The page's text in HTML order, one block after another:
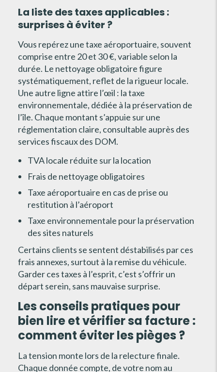
La liste des taxes applicables :
surprises à éviter ?
Vous repérez une taxe aéroportuaire, souvent
comprise entre 20 et 30 €, variable selon la
durée. Le nettoyage obligatoire figure
systématiquement, reflet de la rigueur locale.
Une autre ligne attire l’œil : la taxe
environnementale, dédiée à la préservation de
l’île. Chaque montant s’appuie sur une
réglementation claire, consultable auprès des
services fiscaux des DOM.
TVA locale réduite sur la location
Frais de nettoyage obligatoires
Taxe aéroportuaire en cas de prise ou
restitution à l’aéroport
Taxe environnementale pour la préservation
des sites naturels
Certains clients se sentent déstabilisés par ces
frais annexes, surtout à la remise du véhicule.
Garder ces taxes à l’esprit, c’est s’offrir un
départ serein, sans mauvaise surprise.
Les conseils pratiques pour
bien lire et vérifier sa facture :
comment éviter les pièges ?
La tension monte lors de la relecture finale.
Chaque donnée compte, de votre nom au